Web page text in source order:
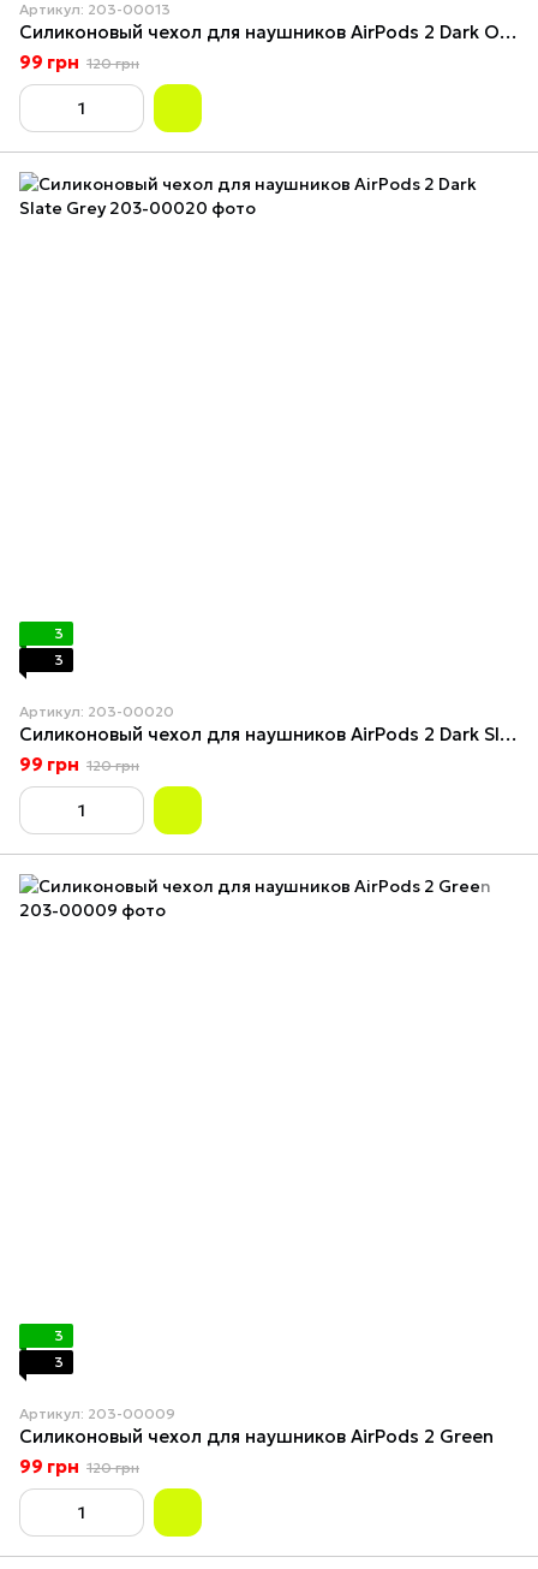
Артикул: 203-00013
Силиконовый чехол для наушников AirPods 2 Dark Orange
99 грн 120 грн
3
3
Артикул: 203-00020
Силиконовый чехол для наушников AirPods 2 Dark Slate Grey
99 грн 120 грн
3
3
Артикул: 203-00009
Силиконовый чехол для наушников AirPods 2 Green
99 грн 120 грн